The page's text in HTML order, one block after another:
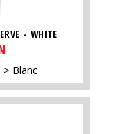
- WHITE
Blanc